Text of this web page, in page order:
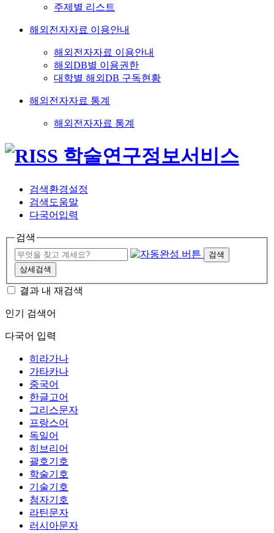
주제별 리스트
해외전자자료 이용안내
해외전자자료 이용안내
해외DB별 이용권한
대학별 해외DB 구독현황
해외전자자료 통계
해외전자자료 통계
검색환경설정
검색도움말
다국어입력
검색
검색
상세검색
결과 내 재검색
인기 검색어
다국어 입력
히라가나
가타카나
중국어
한글고어
그리스문자
프랑스어
독일어
히브리어
괄호기호
학술기호
기술기호
첨자기호
라틴문자
러시아문자